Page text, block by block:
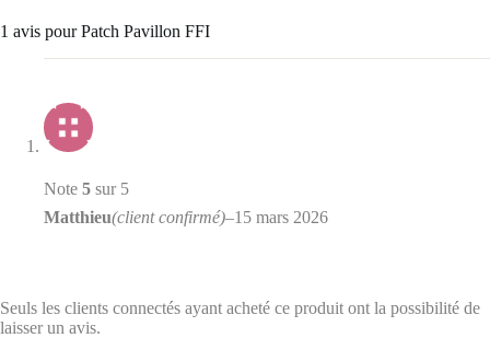
1 avis pourPatch Pavillon FFI
Note 5 sur 5
Matthieu(client confirmé)–15 mars 2026
Seuls les clients connectés ayant acheté ce produit ont la possibilité de
laisser un avis.